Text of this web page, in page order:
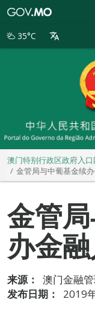
别
35°C
澳门特别行政区政府入
金管局与中葡基金续
金管
办金
来源：
澳门金融
发布日期：
2019